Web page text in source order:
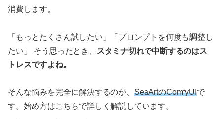
消費します。
「もっとたくさん試したい」「プロンプトを何度も調整し
たい」 そう思ったとき、
スタミナ切れで中断するのはス
トレスですよね。
そんな悩みを完全に解決するのが、 SeaArtのComfyUIで
す。始め方はこちらで詳しく解説しています。